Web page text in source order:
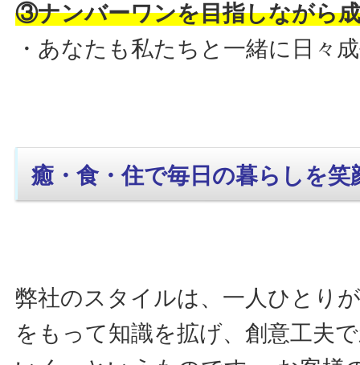
③ナンバーワンを目指しながら
・あなたも私たちと一緒に日々
癒・食・住で毎日の暮らしを笑
弊社のスタイルは、一人ひとり
をもって知識を拡げ、創意工夫